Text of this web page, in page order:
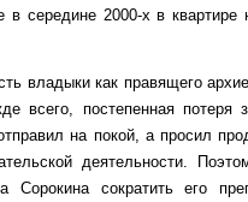
в середине 2000-х в квартире
владыки как правящего
всего, постепенная потеря
на покой, а просил
деятельности.
Сорокина сократить его